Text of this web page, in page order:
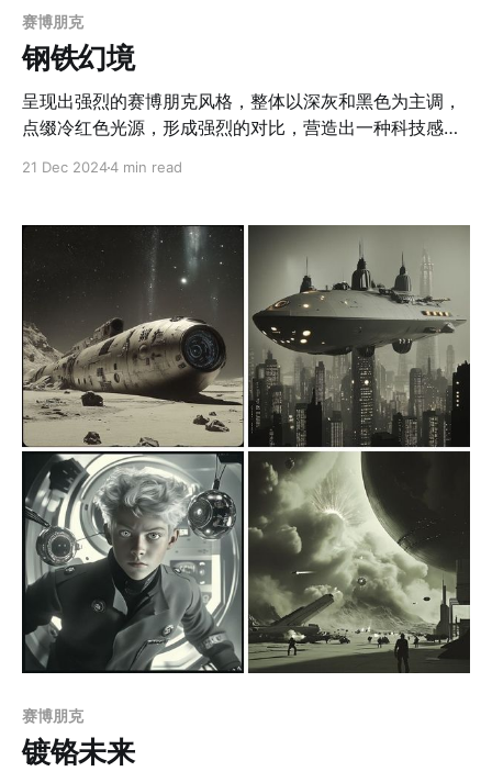
赛博朋克
钢铁幻境
呈现出强烈的赛博朋克风格，整体以深灰和黑色为主调，
点缀冷红色光源，形成强烈的对比，营造出一种科技感与
为核心，展现出赛博改造的主题，传递科技与生物融合的
视觉张力。配色简洁且冷峻，通过局部红光点缀增强画面
的深邃感与层次，强化科幻与危险氛围的叙事性。这些画
作深受经典赛博朋克与反乌托邦美学的影响，在工业设计
语言中融入抽象艺术美感，同时具象化未来科技与人性的
对立与冲突。作品通过复杂的机械细节、拟人化的动物形
象以及光影处理，展现出对未来科技的反思，表达了高压
环境下的孤独与对未知未来的恐惧，充满艺术深度与视觉
吸引力。 应用场景 1. 影视制作 科幻电影、赛博朋克题材
电视剧的概念设计和背景搭建，如反乌托邦社会、未来城
市的场景设定。 2. 游戏美术 科幻题材游戏的场景与角色
设计，如赛博朋克风冒险、末世生存类游戏的美术风格打
造。 3. 插画与视觉艺术 用于赛博朋克主题插画、
21 Dec 20244 min read
赛博朋克
镀铬未来